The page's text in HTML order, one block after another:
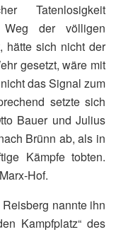
Tatenlosigkeit
der völligen
hätte sich nicht der
gesetzt, wäre mit
das Signal zum
setzte sich
Bauer und Julius
Brünn ab, als in
Kämpfe tobten.
Hof.
nannte ihn
Kampfplatz“ des